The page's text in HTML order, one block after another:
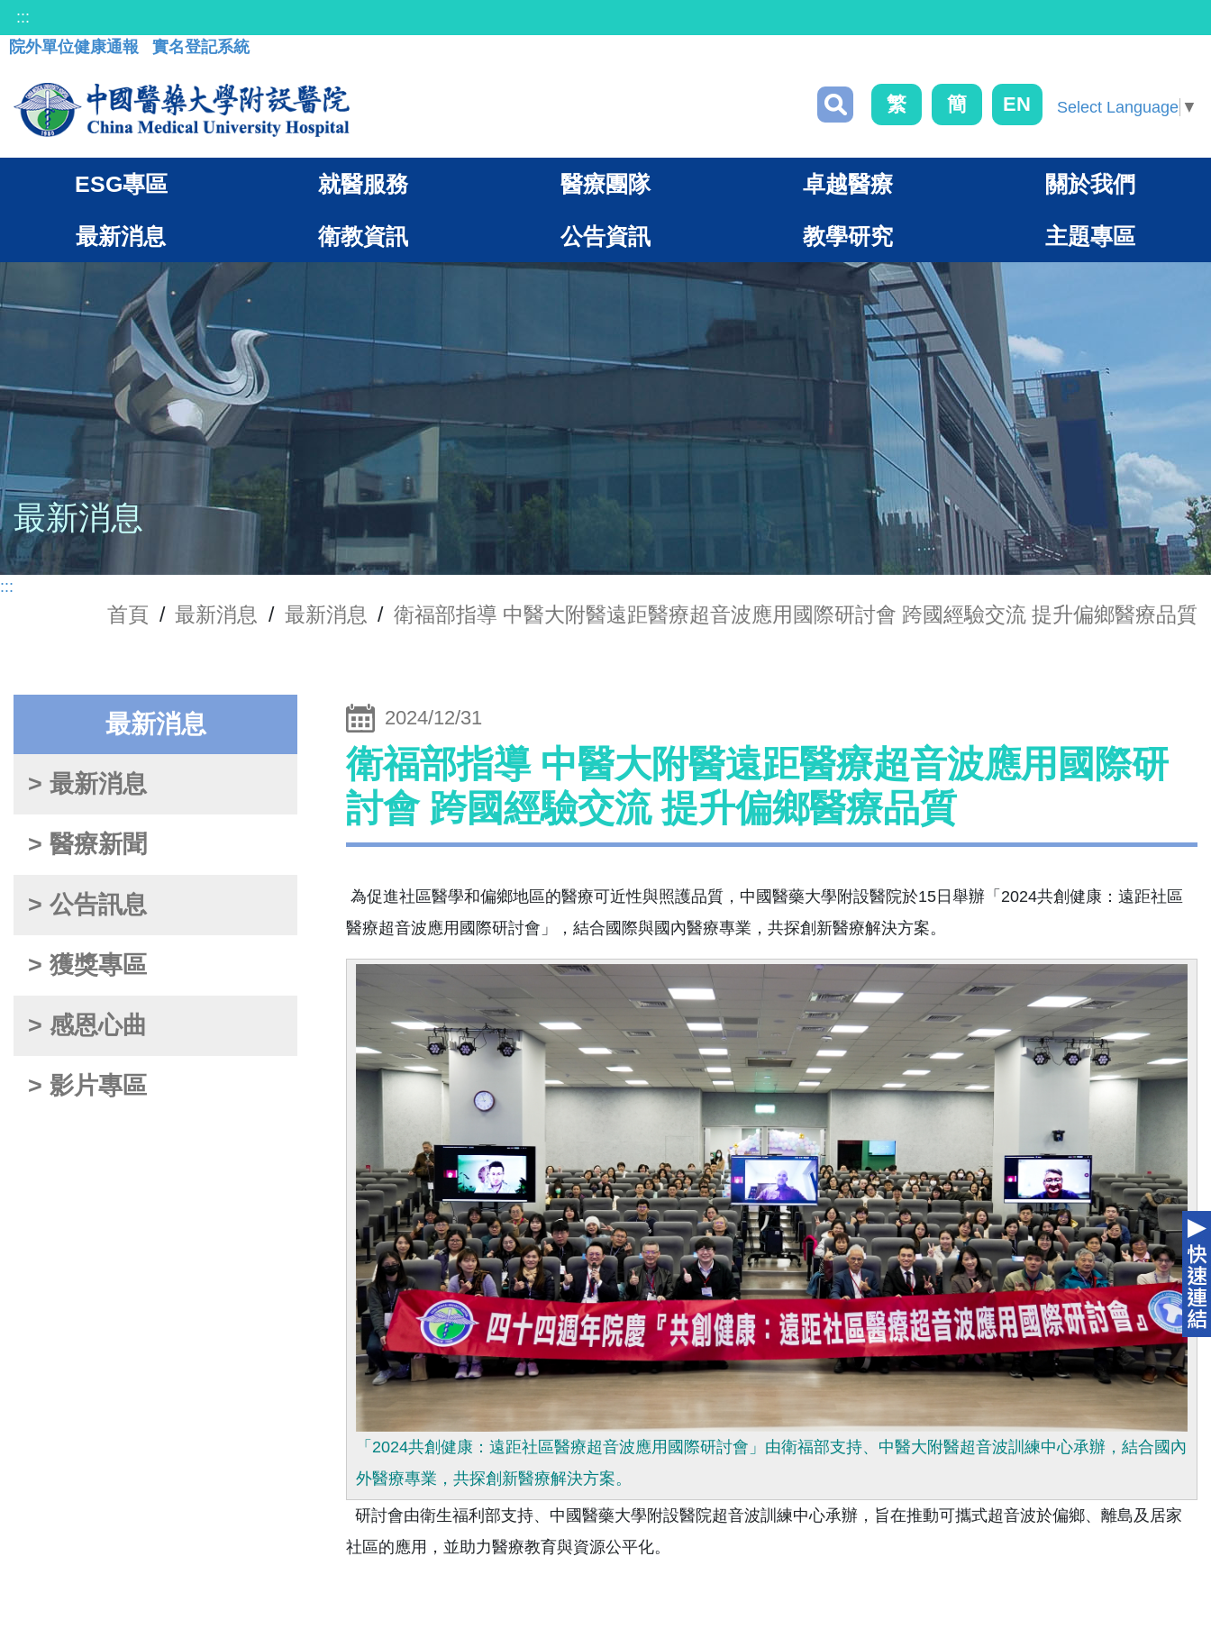
:::
院外單位健康通報
實名登記系統
繁 簡 EN Select Language ▼
ESG專區 就醫服務 醫療團隊 卓越醫療 關於我們
最新消息 衛教資訊 公告資訊 教學研究 主題專區
最新消息
:::
首頁 / 最新消息 / 最新消息 / 衛福部指導 中醫大附醫遠距醫療超音波應用國際研討會 跨國經驗交流 提升偏鄉醫療品質
最新消息
> 最新消息
> 醫療新聞
> 公告訊息
> 獲獎專區
> 感恩心曲
> 影片專區
2024/12/31
衛福部指導 中醫大附醫遠距醫療超音波應用國際研
討會 跨國經驗交流 提升偏鄉醫療品質
為促進社區醫學和偏鄉地區的醫療可近性與照護品質，中國醫藥大學附設醫院於15日舉辦「2024共創健康：遠距社區
醫療超音波應用國際研討會」，結合國際與國內醫療專業，共探創新醫療解決方案。
「2024共創健康：遠距社區醫療超音波應用國際研討會」由衛福部支持、中醫大附醫超音波訓練中心承辦，結合國內
外醫療專業，共探創新醫療解決方案。
研討會由衛生福利部支持、中國醫藥大學附設醫院超音波訓練中心承辦，旨在推動可攜式超音波於偏鄉、離島及居家
社區的應用，並助力醫療教育與資源公平化。